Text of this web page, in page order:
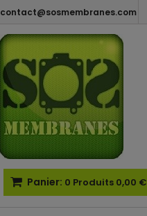
contact@sosmembranes.com
Panier: 0 Produits 0,00 €